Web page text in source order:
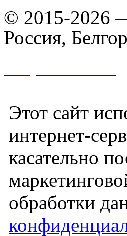
© 2015-
Россия,
Этот сайт
интернет-
касательно
обработки